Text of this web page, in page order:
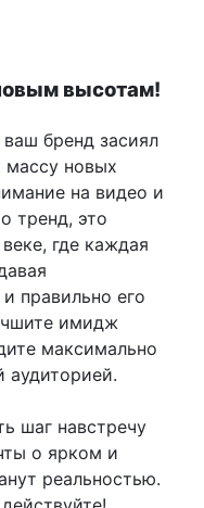
высотам!
бренд засиял
новых
на видео и
тренд, это
где каждая
правильно его
имидж
максимально
аудиторией.
шаг навстречу
о ярком и
реальностью.